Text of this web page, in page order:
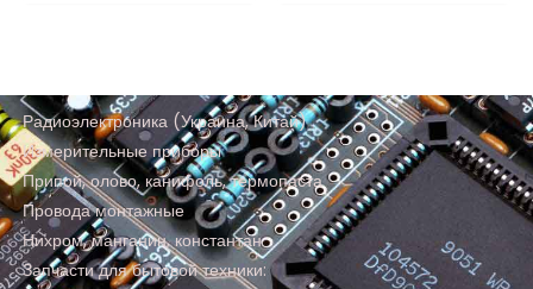
Радиоэлектроника (Украина, Китай)
Измерительные приборы
Припой, олово, канифоль, термопаста
Провода монтажные
Нихром, манганин, константан
Запчасти для бытовой техники: